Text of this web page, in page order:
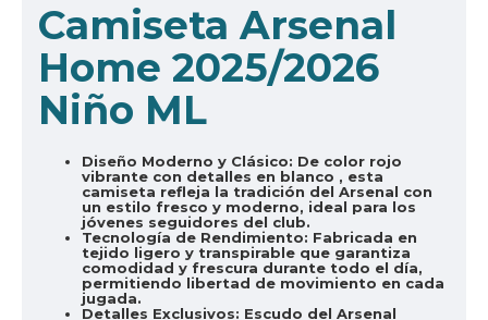
Camiseta Arsenal
Home 2025/2026
Niño ML
Diseño Moderno y Clásico: De color rojo
vibrante con detalles en blanco , esta
camiseta refleja la tradición del Arsenal con
un estilo fresco y moderno, ideal para los
jóvenes seguidores del club.
Tecnología de Rendimiento: Fabricada en
tejido ligero y transpirable que garantiza
comodidad y frescura durante todo el día,
permitiendo libertad de movimiento en cada
jugada.
Detalles Exclusivos: Escudo del Arsenal